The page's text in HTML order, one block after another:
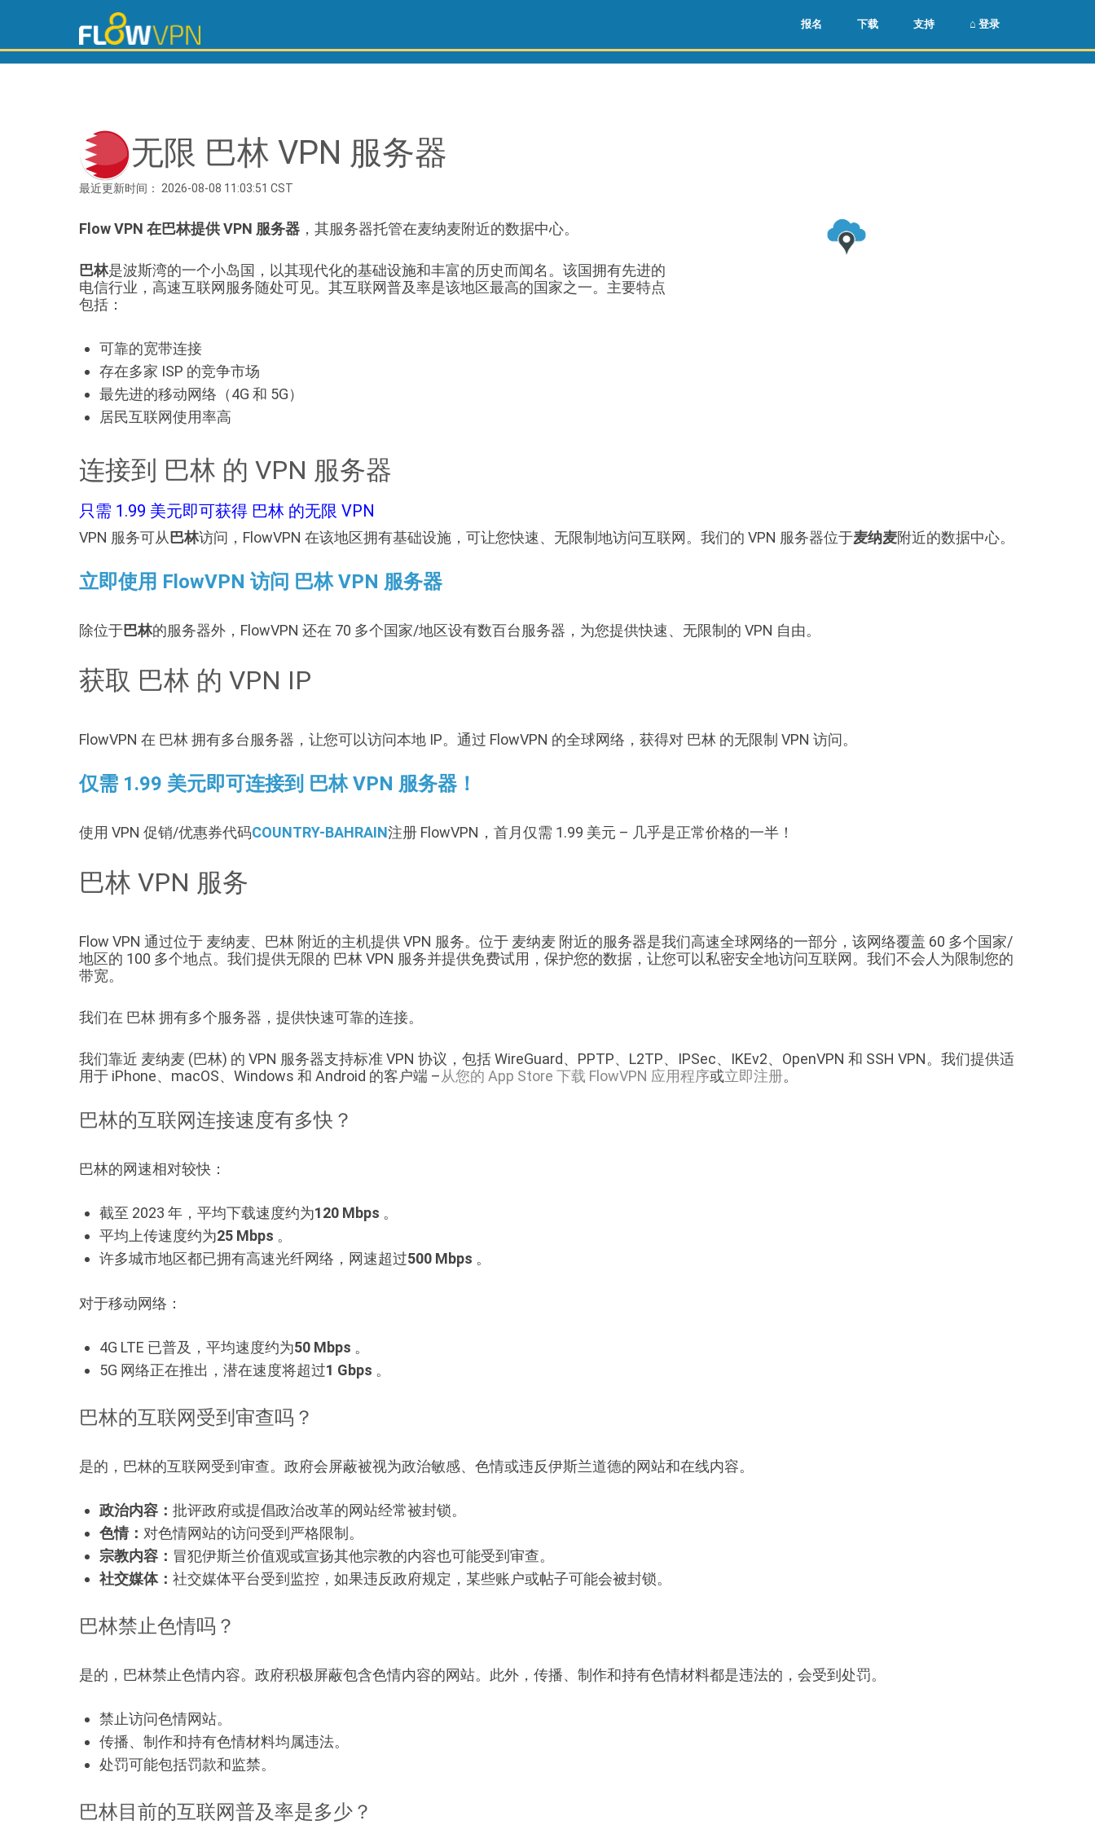
报名 下载 支持 ⌂ 登录
无限 巴林 VPN 服务器
最近更新时间： 2026-08-08 11:03:51 CST
Flow VPN 在巴林提供 VPN 服务器 ，其服务器托管在麦纳麦附近的数据中心。
巴林是波斯湾的一个小岛国，以其现代化的基础设施和丰富的历史而闻名。该国拥有先进的
电信行业，高速互联网服务随处可见。其互联网普及率是该地区最高的国家之一。主要特点
包括：
可靠的宽带连接
存在多家 ISP 的竞争市场
最先进的移动网络（4G 和 5G）
居民互联网使用率高
连接到 巴林 的 VPN 服务器
只需 1.99 美元即可获得 巴林 的无限 VPN
VPN 服务可从巴林访问，FlowVPN 在该地区拥有基础设施，可让您快速、无限制地访问互联网。我们的 VPN 服务器位于麦纳麦附近的数据中心。
立即使用 FlowVPN 访问 巴林 VPN 服务器
除位于巴林的服务器外，FlowVPN 还在 70 多个国家/地区设有数百台服务器，为您提供快速、无限制的 VPN 自由。
获取 巴林 的 VPN IP
FlowVPN 在 巴林 拥有多台服务器，让您可以访问本地 IP。通过 FlowVPN 的全球网络，获得对 巴林 的无限制 VPN 访问。
仅需 1.99 美元即可连接到 巴林 VPN 服务器！
使用 VPN 促销/优惠券代码COUNTRY-BAHRAIN注册 FlowVPN，首月仅需 1.99 美元 – 几乎是正常价格的一半！
巴林 VPN 服务
Flow VPN 通过位于 麦纳麦、巴林 附近的主机提供 VPN 服务。位于 麦纳麦 附近的服务器是我们高速全球网络的一部分，该网络覆盖 60 多个国家/
地区的 100 多个地点。我们提供无限的 巴林 VPN 服务并提供免费试用，保护您的数据，让您可以私密安全地访问互联网。我们不会人为限制您的
带宽。
我们在 巴林 拥有多个服务器，提供快速可靠的连接。
我们靠近 麦纳麦 (巴林) 的 VPN 服务器支持标准 VPN 协议，包括 WireGuard、PPTP、L2TP、IPSec、IKEv2、OpenVPN 和 SSH VPN。我们提供适
用于 iPhone、macOS、Windows 和 Android 的客户端 –从您的 App Store 下载 FlowVPN 应用程序或立即注册。
巴林的互联网连接速度有多快？
巴林的网速相对较快：
截至 2023 年，平均下载速度约为120 Mbps 。
平均上传速度约为25 Mbps 。
许多城市地区都已拥有高速光纤网络，网速超过500 Mbps 。
对于移动网络：
4G LTE 已普及，平均速度约为50 Mbps 。
5G 网络正在推出，潜在速度将超过1 Gbps 。
巴林的互联网受到审查吗？
是的，巴林的互联网受到审查。政府会屏蔽被视为政治敏感、色情或违反伊斯兰道德的网站和在线内容。
政治内容： 批评政府或提倡政治改革的网站经常被封锁。
色情： 对色情网站的访问受到严格限制。
宗教内容： 冒犯伊斯兰价值观或宣扬其他宗教的内容也可能受到审查。
社交媒体： 社交媒体平台受到监控，如果违反政府规定，某些账户或帖子可能会被封锁。
巴林禁止色情吗？
是的，巴林禁止色情内容。政府积极屏蔽包含色情内容的网站。此外，传播、制作和持有色情材料都是违法的，会受到处罚。
禁止访问色情网站。
传播、制作和持有色情材料均属违法。
处罚可能包括罚款和监禁。
巴林目前的互联网普及率是多少？